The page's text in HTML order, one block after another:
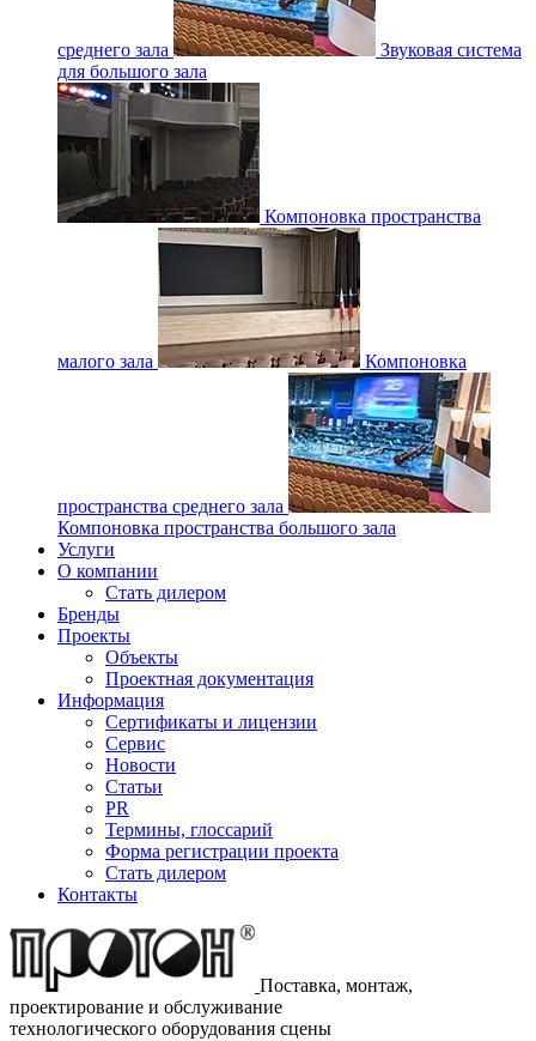
среднего зала
Звуковая система
для большого зала
Компоновка пространства
малого зала Компоновка
пространства среднего зала
Компоновка пространства большого зала
Услуги
О компании
Стать дилером
Бренды
Проекты
Объекты
Проектная документация
Информация
Сертификаты и лицензии
Сервис
Новости
Статьи
PR
Термины, глоссарий
Форма регистрации проекта
Стать дилером
Контакты
Поставка, монтаж,
проектирование и обслуживание
технологического оборудования сцены